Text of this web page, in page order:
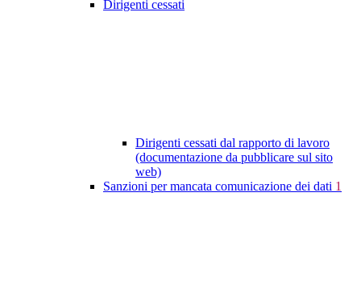
Dirigenti cessati
Dirigenti cessati dal rapporto di lavoro
(documentazione da pubblicare sul sito
web)
Sanzioni per mancata comunicazione dei dati 1